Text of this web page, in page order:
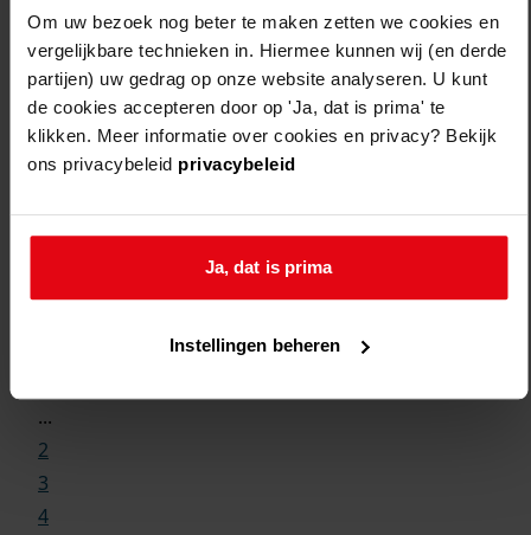
Om uw bezoek nog beter te maken zetten we cookies en
vergelijkbare technieken in. Hiermee kunnen wij (en derde
partijen) uw gedrag op onze website analyseren. U kunt
de cookies accepteren door op 'Ja, dat is prima' te
klikken. Meer informatie over cookies en privacy? Bekijk
ons privacybeleid privacybeleid
Ja, dat is prima
Instellingen beheren
...
2
3
4